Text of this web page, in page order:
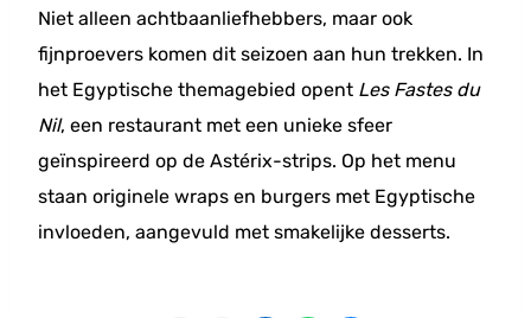
Niet alleen achtbaanliefhebbers, maar ook
fijnproevers komen dit seizoen aan hun trekken. In
het Egyptische themagebied opent Les Fastes du
Nil, een restaurant met een unieke sfeer
geïnspireerd op de Astérix-strips. Op het menu
staan originele wraps en burgers met Egyptische
invloeden, aangevuld met smakelijke desserts.